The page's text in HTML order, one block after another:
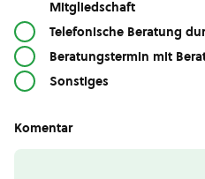
Mitgliedschaft
Telefonische Beratung
Beratungstermin mit
Sonstiges
Komentar